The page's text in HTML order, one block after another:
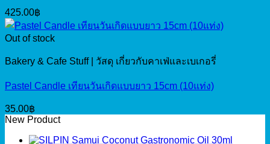
425.00฿
Out of stock
Bakery & Cafe Stuff | วัสดุ เกี่ยวกับคาเฟ่และเบเกอรี่
Pastel Candle เทียนวันเกิดแบบยาว 15cm (10แท่ง)
35.00฿
New Product